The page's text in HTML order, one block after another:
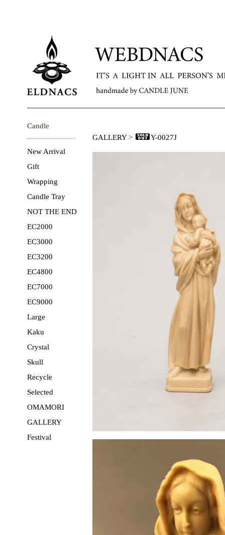
Candle
New Arrival
Gift
Wrapping
Candle Tray
NOT THE END
EC2000
EC3000
EC3200
EC4800
EC7000
EC9000
Large
Kaku
Crystal
Skull
Recycle
Selected
OMAMORI
GALLERY
Festival
GALLERY> Y-0027J